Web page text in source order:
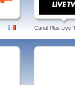
Canal Plus Live